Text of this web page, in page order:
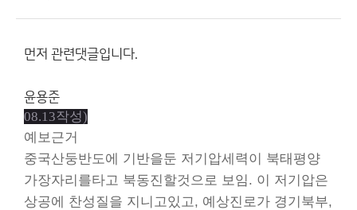
먼저 관련댓글입니다.
윤용준
08.13작성)
예보근거
중국산둥반도에 기반을둔 저기압세력이 북태평양
가장자리를타고 북동진할것으로 보임. 이 저기압은
상공에 찬성질을 지니고있고, 예상진로가 경기북부,